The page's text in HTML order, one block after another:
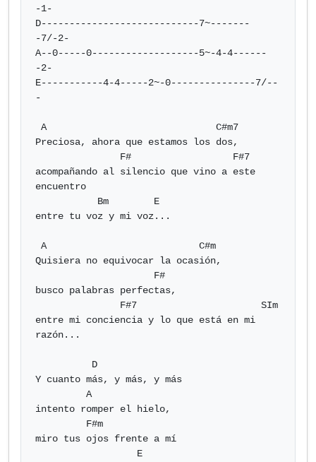
-1-
D----------------------------7~-------
-7/-2-
A--0-----0-------------------5~-4-4------
-2-
E-----------4-4-----2~-0---------------7/--
-
Preciosa, ahora que estamos los dos,
acompañando al silencio que vino a este
encuentro
entre tu voz y mi voz...
Quisiera no equivocar la ocasión,
busco palabras perfectas,
entre mi conciencia y lo que está en mi
razón...
Y cuanto más, y más, y más
intento romper el hielo,
miro tus ojos frente a mí